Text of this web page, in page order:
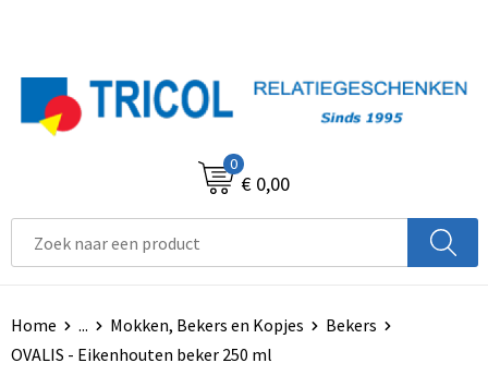
0
€ 0,00
Home ... Mokken, Bekers en Kopjes
Bekers
OVALIS - Eikenhouten beker 250 ml